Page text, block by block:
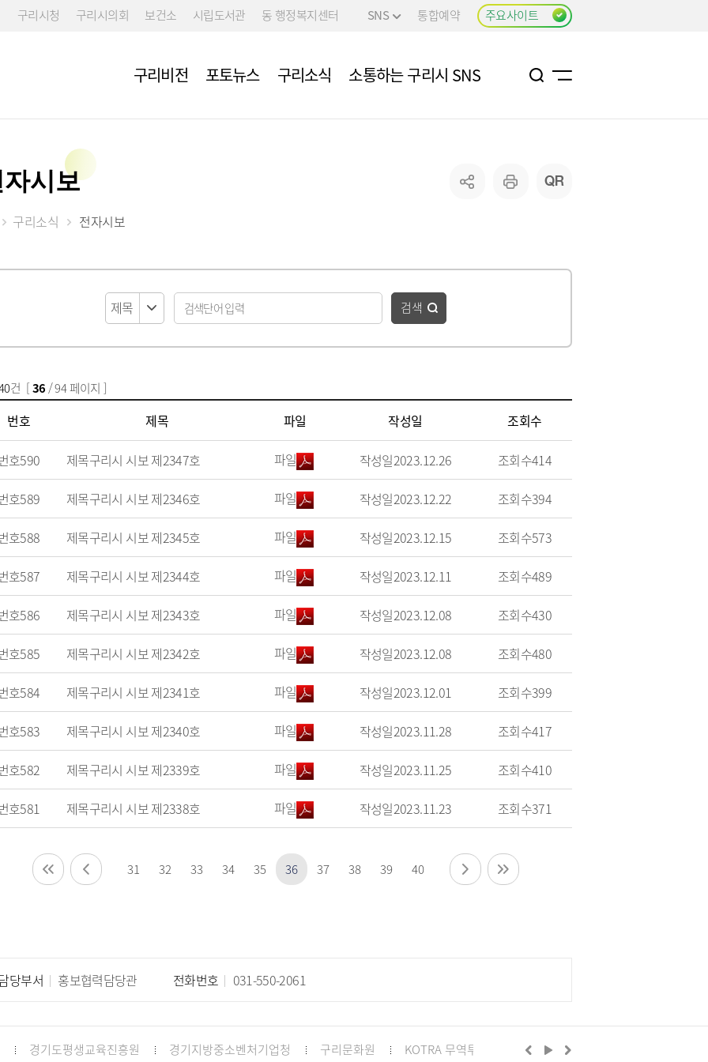
구리시청 구리시의회 보건소 시립도서관 동 행정복지센터 SNS 통합예약 주요사이트
구리비전 포토뉴스 구리소식 소통하는 구리시 SNS
시보
구리소식 전자시보
검색
건 [36 / 94 페이지 ]
번호 제목 파일 작성일 조회수
호590 제목구리시 시보 제2347호 파일 작성일2023.12.26 조회수414
호589 제목구리시 시보 제2346호 파일 작성일2023.12.22 조회수394
호588 제목구리시 시보 제2345호 파일 작성일2023.12.15 조회수573
호587 제목구리시 시보 제2344호 파일 작성일2023.12.11 조회수489
호586 제목구리시 시보 제2343호 파일 작성일2023.12.08 조회수430
호585 제목구리시 시보 제2342호 파일 작성일2023.12.08 조회수480
호584 제목구리시 시보 제2341호 파일 작성일2023.12.01 조회수399
호583 제목구리시 시보 제2340호 파일 작성일2023.11.28 조회수417
호582 제목구리시 시보 제2339호 파일 작성일2023.11.25 조회수410
호581 제목구리시 시보 제2338호 파일 작성일2023.11.23 조회수371
31 32 33 34 35 36 37 38 39 40
당부서 홍보협력담당관 전화번호 031-550-2061
경기도평생교육진흥원 경기지방중소벤처기업청 구리문화원 KOTRA 무역투자24 구리시의회